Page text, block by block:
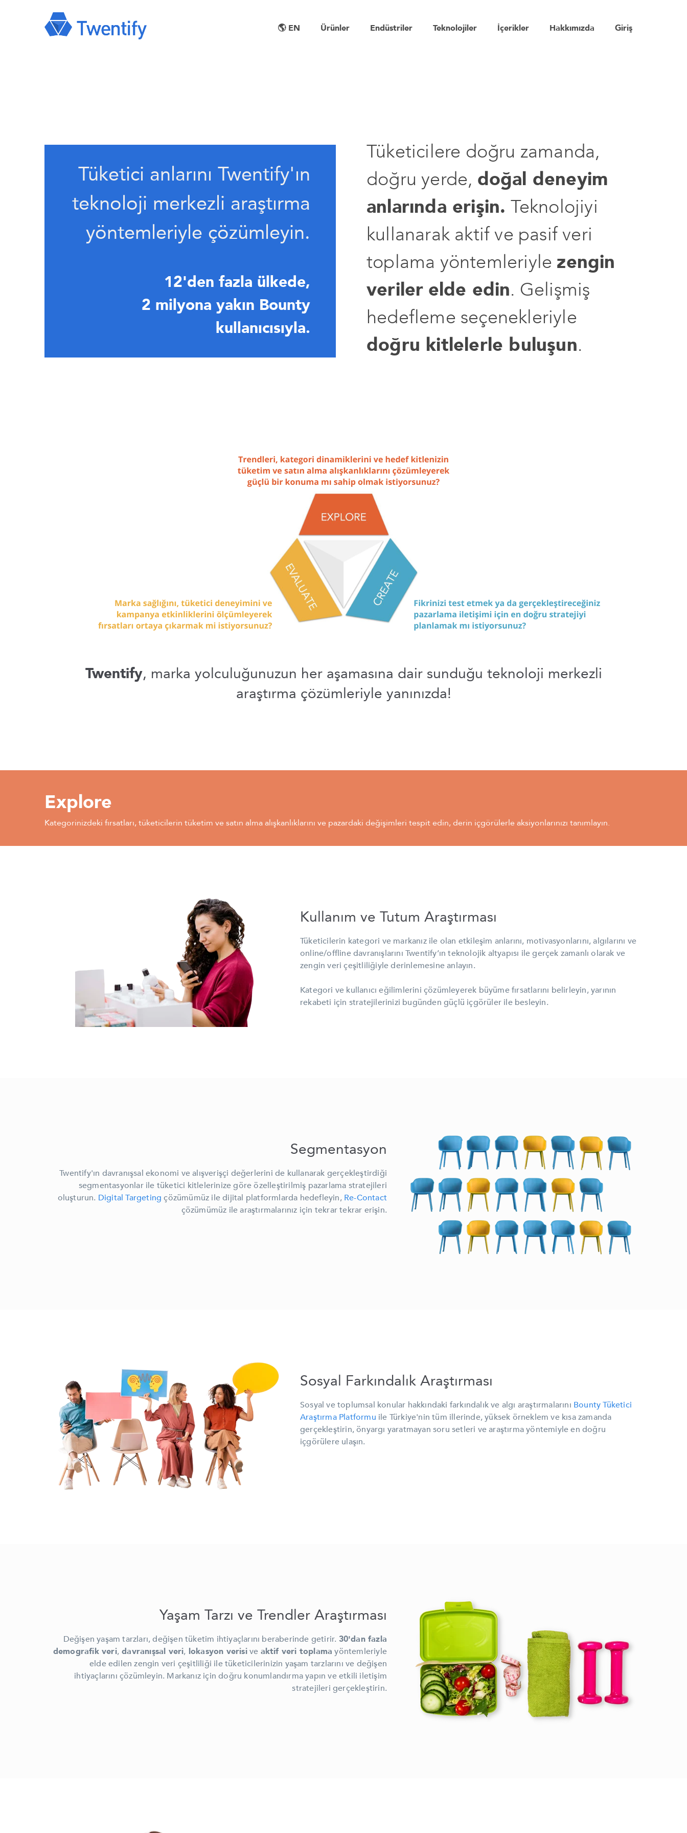
🌎 EN Ürünler Endüstriler Teknolojiler İçerikler Hakkımızda Giriş
Tüketici anlarını Twentify'ın
teknoloji merkezli araştırma
yöntemleriyle çözümleyin.
12'den fazla ülkede,
2 milyona yakın Bounty
kullanıcısıyla.
Tüketicilere doğru zamanda,
doğru yerde, doğal deneyim
anlarında erişin. Teknolojiyi
kullanarak aktif ve pasif veri
toplama yöntemleriyle zengin
veriler elde edin. Gelişmiş
hedefleme seçenekleriyle
doğru kitlelerle buluşun.
Twentify, marka yolculuğunuzun her aşamasına dair sunduğu teknoloji merkezli
araştırma çözümleriyle yanınızda!
Explore
Kategorinizdeki fırsatları, tüketicilerin tüketim ve satın alma alışkanlıklarını ve pazardaki değişimleri tespit edin, derin içgörülerle aksiyonlarınızı tanımlayın.
Kullanım ve Tutum Araştırması
Tüketicilerin kategori ve markanız ile olan etkileşim anlarını, motivasyonlarını, algılarını ve
online/offline davranışlarını Twentify’ın teknolojik altyapısı ile gerçek zamanlı olarak ve
zengin veri çeşitliliğiyle derinlemesine anlayın.
Kategori ve kullanıcı eğilimlerini çözümleyerek büyüme fırsatlarını belirleyin, yarının
rekabeti için stratejilerinizi bugünden güçlü içgörüler ile besleyin.
Segmentasyon
Twentify'ın davranışsal ekonomi ve alışverişçi değerlerini de kullanarak gerçekleştirdiği
segmentasyonlar ile tüketici kitlelerinize göre özelleştirilmiş pazarlama stratejileri
oluşturun. Digital Targeting çözümümüz ile dijital platformlarda hedefleyin, Re-Contact
çözümümüz ile araştırmalarınız için tekrar tekrar erişin.
Sosyal Farkındalık Araştırması
Sosyal ve toplumsal konular hakkındaki farkındalık ve algı araştırmalarını Bounty Tüketici
Araştırma Platformu ile Türkiye'nin tüm illerinde, yüksek örneklem ve kısa zamanda
gerçekleştirin, önyargı yaratmayan soru setleri ve araştırma yöntemiyle en doğru
içgörülere ulaşın.
Yaşam Tarzı ve Trendler Araştırması
Değişen yaşam tarzları, değişen tüketim ihtiyaçlarını beraberinde getirir. 30'dan fazla
demografik veri,davranışsal veri, lokasyon verisive aktif veri toplama yöntemleriyle
elde edilen zengin veri çeşitliliği ile tüketicilerinizin yaşam tarzlarını ve değişen
ihtiyaçlarını çözümleyin. Markanız için doğru konumlandırma yapın ve etkili iletişim
stratejileri gerçekleştirin.